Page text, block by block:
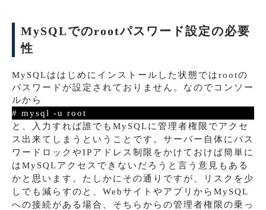
MySQLでのrootパスワード設定の必要
性
MySQLははじめにインストールした状態ではrootの
パスワードが設定されておりません。なのでコンソー
ルから
# mysql -u root
と、入力すれば誰でもMySQLに管理者権限でアクセ
ス出来てしまうということです。サーバー自体にパス
ワードロックやIPアドレス制限をかけておけば簡単に
はMySQLアクセスできないだろうと言う意見もある
かと思います。たしかにその通りですが、リスクを少
しでも減らすのと、WebサイトやアプリからMySQL
への接続がある場合、そちらからの管理者権限の乗っ